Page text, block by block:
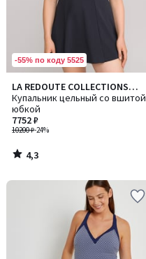
-55% по коду 5525
LA REDOUTE COLLECTIONS
PLUS
Купальник цельный со вшитой
юбкой
10200 ₽-24%
7752 ₽
4,3
/ 5
4,3
/